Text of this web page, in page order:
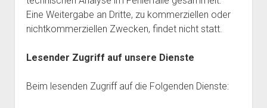
Eine Weitergabe an Dritte, zu kommerziellen oder
nichtkommerziellen Zwecken, findet nicht statt.
Lesender Zugriff auf unsere Dienste
Beim lesenden Zugriff auf die Folgenden Dienste: